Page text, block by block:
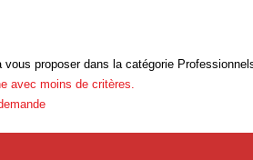
vous proposer dans la catégorie
avec moins de critères.